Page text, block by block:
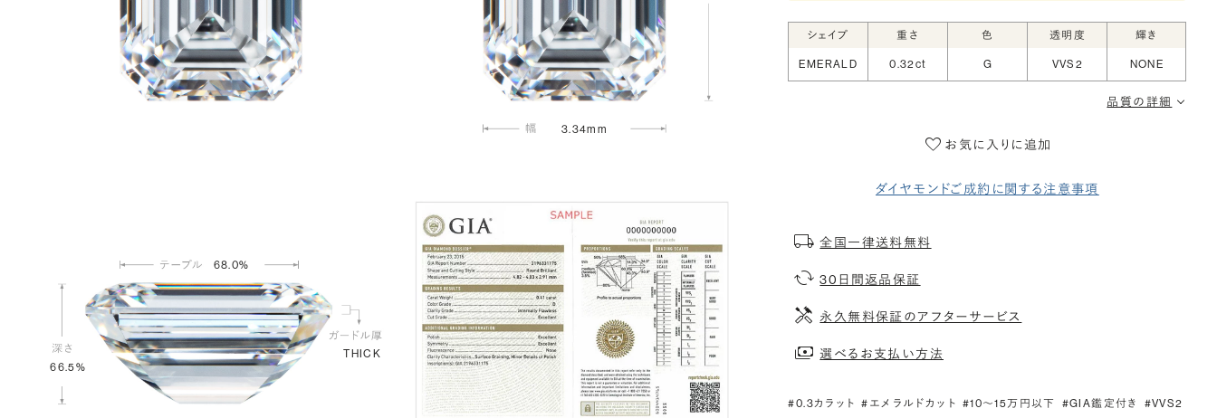
3.34mm
66.5%
68.0%
THICK
シェイプ 重さ 色 透明度 輝き
EMERALD 0.32ct G VVS2 NONE
品質の詳細
お気に入りに追加
ダイヤモンドご成約に関する注意事項
全国一律送料無料
30日間返品保証
永久無料保証のアフターサービス
選べるお支払い方法
#0.3カラット #エメラルドカット #10〜15万円以下 #GIA鑑定付き
#VVS2